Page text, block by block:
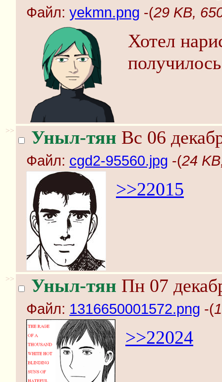
Файл: yekmn.png -(29 KB,
Хотел
>> Уныл-тян Вс 06
Файл: cgd2-95560.jpg -(24
>>22015
>> Уныл-тян Пн 07
Файл: 1316650001572.png -(
>>22024